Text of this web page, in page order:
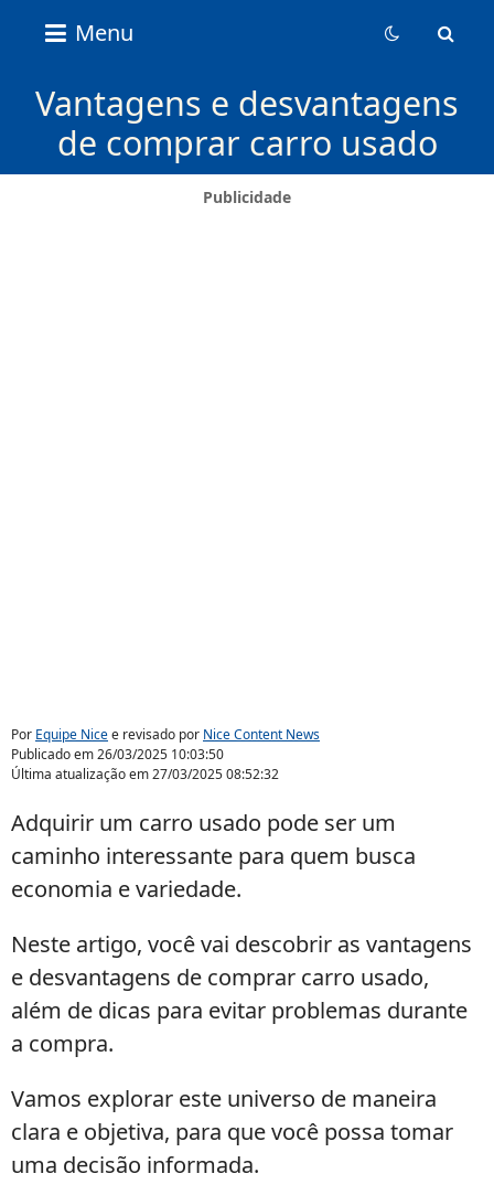
Content Menu
Vantagens e desvantagens
de comprar carro usado
Por Equipe Nicee revisado por Nice Content News
Publicado em26/03/2025 10:03:50
Última atualização em27/03/2025 08:52:32
Adquirir um carro usado pode ser um
caminho interessante para quem busca
economia e variedade.
Neste artigo, você vai descobrir as vantagens
e desvantagens de comprar carro usado,
além de dicas para evitar problemas durante
a compra.
Vamos explorar este universo de maneira
clara e objetiva, para que você possa tomar
uma decisão informada.